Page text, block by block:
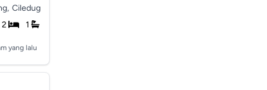
Ciledug
2 1
yang lalu